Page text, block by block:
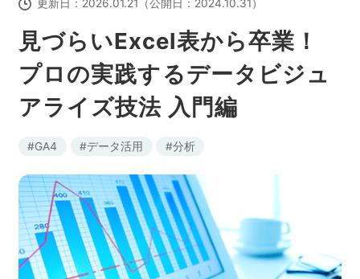
アクセス解析 ディスプレイ広告
アドテクノロジー
Webサイト構築 EC
見づらいExcel表から卒業！
プロの実践するデータビジュ
アライズ技法 入門編
更新日： 2026.01.21 （公開日： 2024.10.31）
GA4 データ活用 分析